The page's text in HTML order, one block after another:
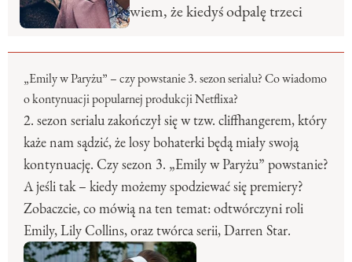
wiem, że kiedyś odpalę trzeci
„Emily w Paryżu” – czy powstanie 3. sezon serialu? Co wiadomo
o kontynuacji popularnej produkcji Netflixa?
2. sezon serialu zakończył się w tzw. cliffhangerem, który
każe nam sądzić, że losy bohaterki będą miały swoją
kontynuację. Czy sezon 3. „Emily w Paryżu” powstanie?
A jeśli tak – kiedy możemy spodziewać się premiery?
Zobaczcie, co mówią na ten temat: odtwórczyni roli
Emily, Lily Collins, oraz twórca serii, Darren Star.